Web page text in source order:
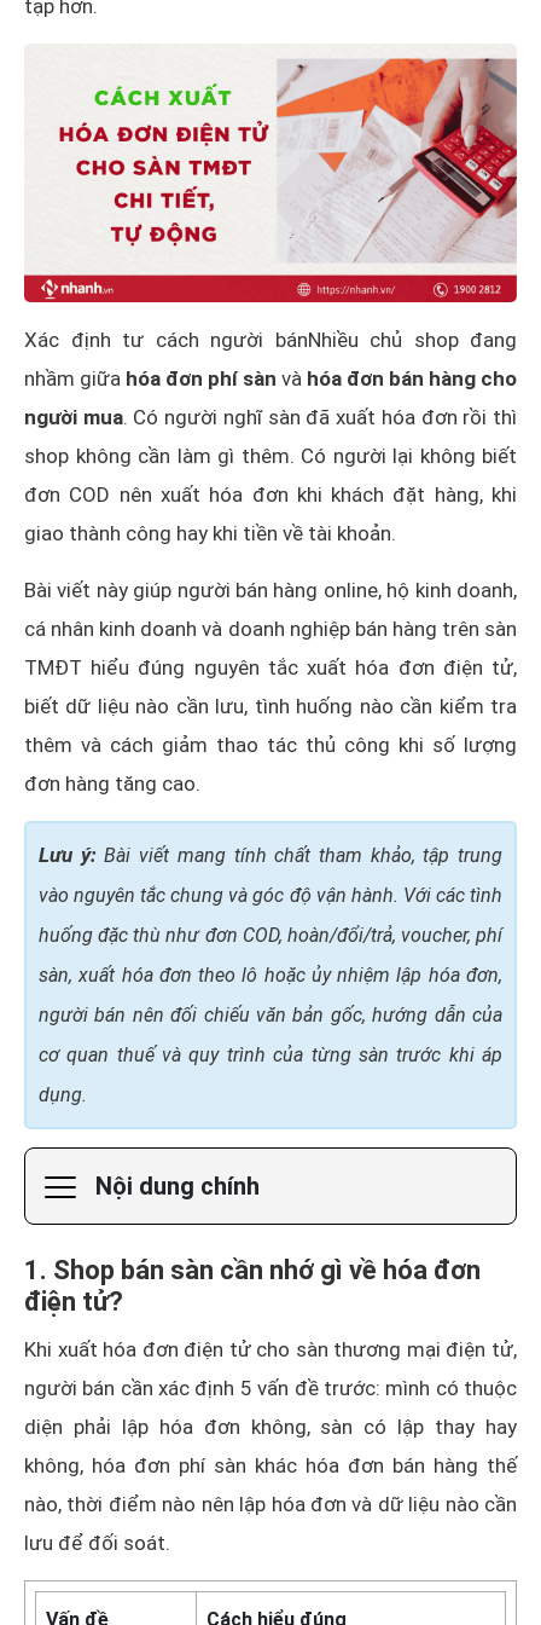
tạp hơn.
Xác định tư cách người bánNhiều chủ shop đang
nhầm giữa hóa đơn phí sàn và hóa đơn bán hàng cho
người mua. Có người nghĩ sàn đã xuất hóa đơn rồi thì
shop không cần làm gì thêm. Có người lại không biết
đơn COD nên xuất hóa đơn khi khách đặt hàng, khi
giao thành công hay khi tiền về tài khoản.
Bài viết này giúp người bán hàng online, hộ kinh doanh,
cá nhân kinh doanh và doanh nghiệp bán hàng trên sàn
TMĐT hiểu đúng nguyên tắc xuất hóa đơn điện tử,
biết dữ liệu nào cần lưu, tình huống nào cần kiểm tra
thêm và cách giảm thao tác thủ công khi số lượng
đơn hàng tăng cao.
Lưu ý: Bài viết mang tính chất tham khảo, tập trung
vào nguyên tắc chung và góc độ vận hành. Với các tình
huống đặc thù như đơn COD, hoàn/đổi/trả, voucher, phí
sàn, xuất hóa đơn theo lô hoặc ủy nhiệm lập hóa đơn,
người bán nên đối chiếu văn bản gốc, hướng dẫn của
cơ quan thuế và quy trình của từng sàn trước khi áp
dụng.
Nội dung chính
1. Shop bán sàn cần nhớ gì về hóa đơn
điện tử?
Khi xuất hóa đơn điện tử cho sàn thương mại điện tử,
người bán cần xác định 5 vấn đề trước: mình có thuộc
diện phải lập hóa đơn không, sàn có lập thay hay
không, hóa đơn phí sàn khác hóa đơn bán hàng thế
nào, thời điểm nào nên lập hóa đơn và dữ liệu nào cần
lưu để đối soát.
Vấn đề Cách hiểu đúng